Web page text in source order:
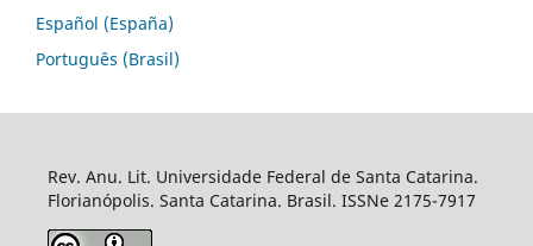
Español (España)
Português (Brasil)
Rev. Anu. Lit. Universidade Federal de Santa Catarina.
Florianópolis. Santa Catarina. Brasil. ISSNe 2175-7917